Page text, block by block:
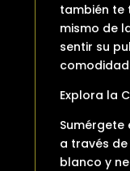
también te
mismo de
sentir su
Explora la
Sumérgete
a través
blanco y